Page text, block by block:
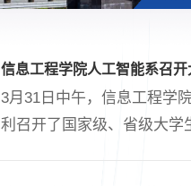
3月31日中午，信息工程学
利召开了国家级、省级大学